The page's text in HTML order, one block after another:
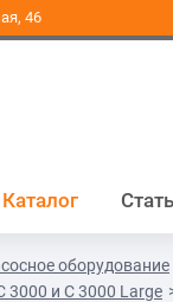
46
Каталог
оборудование
3000 и C 3000 Large